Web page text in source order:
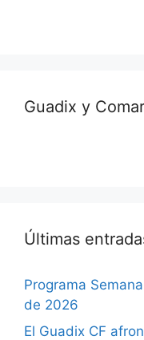
Guadix y
Últimas
Programa
de 2026
El Guadix CF